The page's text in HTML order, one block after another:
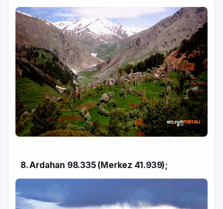
8. Ardahan 98.335 (Merkez 41.939);